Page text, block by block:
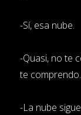
-Sí, esa nube.
-Quasi, no te
te comprendo.
-La nube